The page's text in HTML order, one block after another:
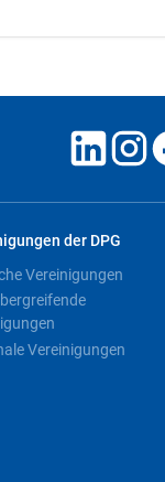
der DPG
Vereinigungen
Vereinigungen